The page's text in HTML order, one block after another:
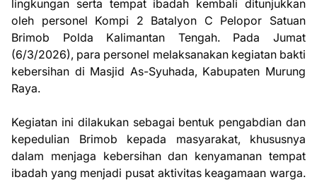
lingkungan serta tempat ibadah kembali ditunjukkan
oleh personel Kompi 2 Batalyon C Pelopor Satuan
Brimob Polda Kalimantan Tengah. Pada Jumat
(6/3/2026), para personel melaksanakan kegiatan bakti
kebersihan di Masjid As-Syuhada, Kabupaten Murung
Raya.
Kegiatan ini dilakukan sebagai bentuk pengabdian dan
kepedulian Brimob kepada masyarakat, khususnya
dalam menjaga kebersihan dan kenyamanan tempat
ibadah yang menjadi pusat aktivitas keagamaan warga.